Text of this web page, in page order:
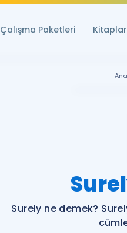
Çalışma Paketleri
Surely ne demek?